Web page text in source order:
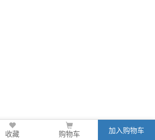
收藏 购物车 加入购物车